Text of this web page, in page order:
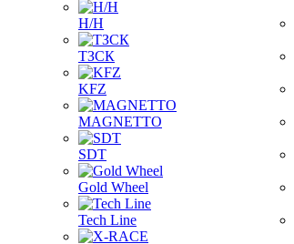
Н/Н
ТЗСК
KFZ
MAGNETTO
SDT
Gold Wheel
Tech Line